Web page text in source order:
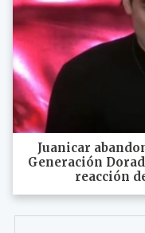
Juanicar
Generación
reacción